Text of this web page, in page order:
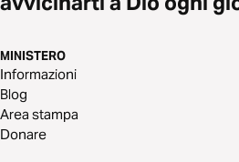
MINISTERO
Informazioni
Blog
Area stampa
Donare